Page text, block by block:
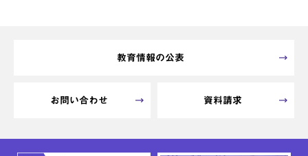
教育情報の公表
お問い合わせ 資料請求